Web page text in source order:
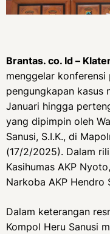
Brantas. co. Id –
menggelar konferensi
pengungkapan kasus
Januari hingga
yang dipimpin oleh
Sanusi, S.I.K., di
(17/2/2025). Dalam
Kasihumas AKP
Narkoba AKP Hendro
Dalam keterangan
Kompol Heru Sanusi